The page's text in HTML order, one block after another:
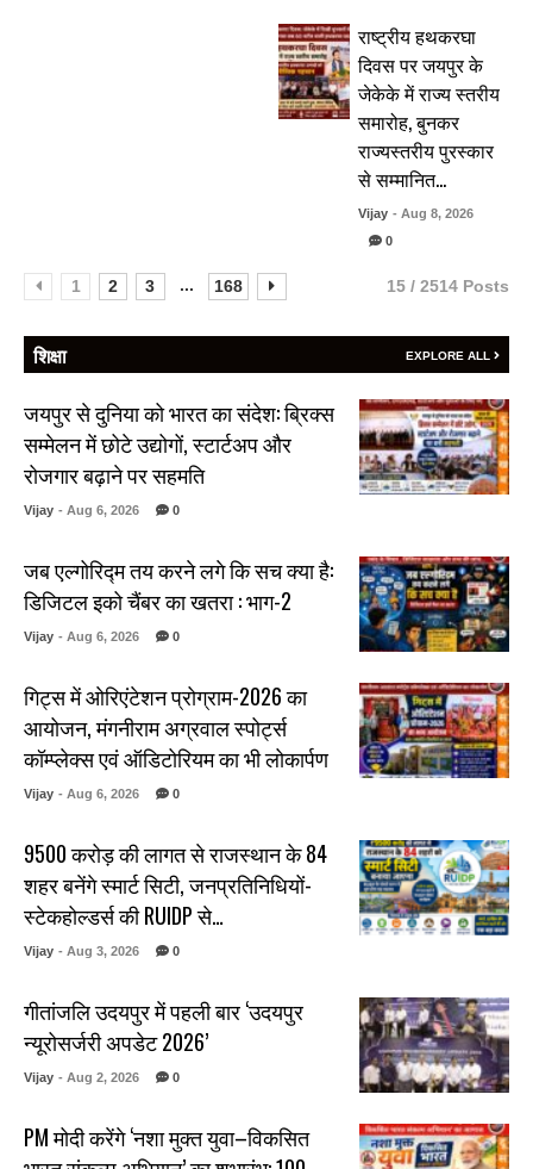
राष्ट्रीय हथकरघा
दिवस पर जयपुर के
जेकेके में राज्य स्तरीय
समारोह, बुनकर
राज्यस्तरीय पुरस्कार
से सम्मानित…
Vijay - Aug 8, 2026
0
1 2 3 ... 168 15 / 2514 Posts
शिक्षा EXPLORE ALL
जयपुर से दुनिया को भारत का संदेश: ब्रिक्स
सम्मेलन में छोटे उद्योगों, स्टार्टअप और
रोजगार बढ़ाने पर सहमति
Vijay - Aug 6, 2026 0
जब एल्गोरिद्म तय करने लगे कि सच क्या है:
डिजिटल इको चैंबर का खतरा : भाग-2
Vijay - Aug 6, 2026 0
गिट्स में ओरिएंटेशन प्रोग्राम-2026 का
आयोजन, मंगनीराम अग्रवाल स्पोर्ट्स
कॉम्प्लेक्स एवं ऑडिटोरियम का भी लोकार्पण
Vijay - Aug 6, 2026 0
₹9500 करोड़ की लागत से राजस्थान के 84
शहर बनेंगे स्मार्ट सिटी, जनप्रतिनिधियों-
स्टेकहोल्डर्स की RUIDP से…
Vijay - Aug 3, 2026 0
गीतांजलि उदयपुर में पहली बार ‘उदयपुर
न्यूरोसर्जरी अपडेट 2026’
Vijay - Aug 2, 2026 0
PM मोदी करेंगे ‘नशा मुक्त युवा–विकसित